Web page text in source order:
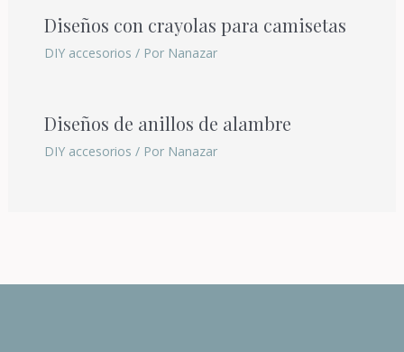
Diseños con crayolas para camisetas
DIY accesorios / Por Nanazar
Diseños de anillos de alambre
DIY accesorios / Por Nanazar